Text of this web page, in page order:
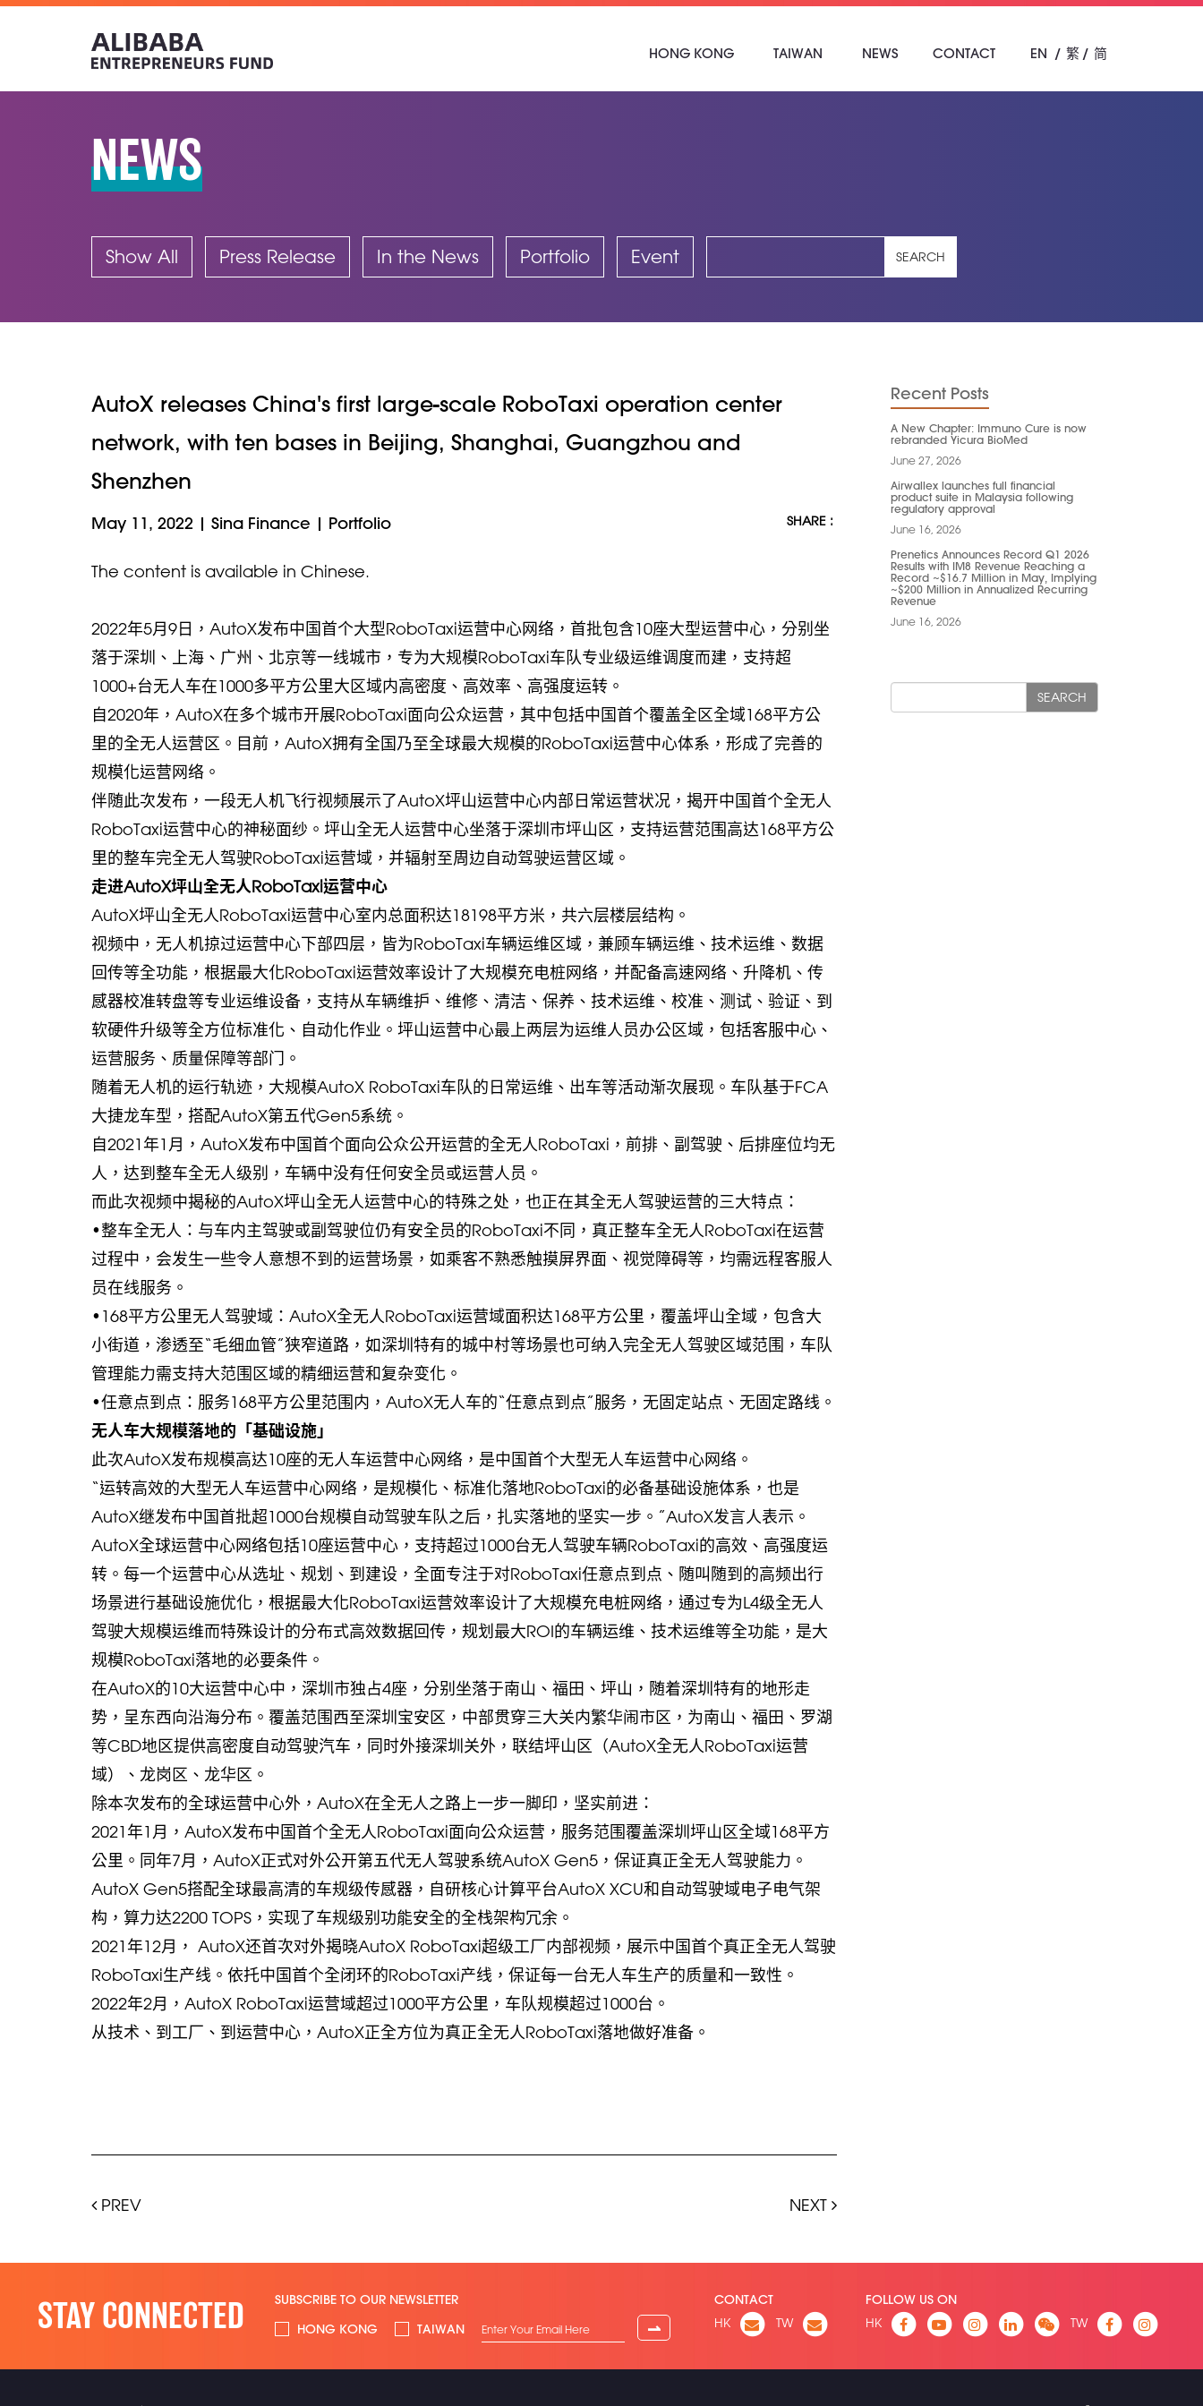
HONG KONG TAIWAN NEWS CONTACT EN 繁 简
NEWS
Show All Press Release In the News Portfolio Event SEARCH
AutoX releases China's first large-scale RoboTaxi operation center
network, with ten bases in Beijing, Shanghai, Guangzhou and
Shenzhen
May 11, 2022 | Sina Finance | Portfolio SHARE :
The content is available in Chinese.
2022年5月9日，AutoX发布中国首个大型RoboTaxi运营中心网络，首批包含10座大型运营中心，分别坐
落于深圳、上海、广州、北京等一线城市，专为大规模RoboTaxi车队专业级运维调度而建，支持超
1000+台无人车在1000多平方公里大区域内高密度、高效率、高强度运转。
自2020年，AutoX在多个城市开展RoboTaxi面向公众运营，其中包括中国首个覆盖全区全域168平方公
里的全无人运营区。目前，AutoX拥有全国乃至全球最大规模的RoboTaxi运营中心体系，形成了完善的
规模化运营网络。
伴随此次发布，一段无人机飞行视频展示了AutoX坪山运营中心内部日常运营状况，揭开中国首个全无人
RoboTaxi运营中心的神秘面纱。坪山全无人运营中心坐落于深圳市坪山区，支持运营范围高达168平方公
里的整车完全无人驾驶RoboTaxi运营域，并辐射至周边自动驾驶运营区域。
走进AutoX坪山全无人RoboTaxi运营中心
AutoX坪山全无人RoboTaxi运营中心室内总面积达18198平方米，共六层楼层结构。
视频中，无人机掠过运营中心下部四层，皆为RoboTaxi车辆运维区域，兼顾车辆运维、技术运维、数据
回传等全功能，根据最大化RoboTaxi运营效率设计了大规模充电桩网络，并配备高速网络、升降机、传
感器校准转盘等专业运维设备，支持从车辆维护、维修、清洁、保养、技术运维、校准、测试、验证、到
软硬件升级等全方位标准化、自动化作业。坪山运营中心最上两层为运维人员办公区域，包括客服中心、
运营服务、质量保障等部门。
随着无人机的运行轨迹，大规模AutoX RoboTaxi车队的日常运维、出车等活动渐次展现。车队基于FCA
大捷龙车型，搭配AutoX第五代Gen5系统。
自2021年1月，AutoX发布中国首个面向公众公开运营的全无人RoboTaxi，前排、副驾驶、后排座位均无
人，达到整车全无人级别，车辆中没有任何安全员或运营人员。
而此次视频中揭秘的AutoX坪山全无人运营中心的特殊之处，也正在其全无人驾驶运营的三大特点：
•整车全无人：与车内主驾驶或副驾驶位仍有安全员的RoboTaxi不同，真正整车全无人RoboTaxi在运营
过程中，会发生一些令人意想不到的运营场景，如乘客不熟悉触摸屏界面、视觉障碍等，均需远程客服人
员在线服务。
•168平方公里无人驾驶域：AutoX全无人RoboTaxi运营域面积达168平方公里，覆盖坪山全域，包含大
小街道，渗透至“毛细血管”狭窄道路，如深圳特有的城中村等场景也可纳入完全无人驾驶区域范围，车队
管理能力需支持大范围区域的精细运营和复杂变化。
•任意点到点：服务168平方公里范围内，AutoX无人车的“任意点到点”服务，无固定站点、无固定路线。
无人车大规模落地的「基础设施」
此次AutoX发布规模高达10座的无人车运营中心网络，是中国首个大型无人车运营中心网络。
“运转高效的大型无人车运营中心网络，是规模化、标准化落地RoboTaxi的必备基础设施体系，也是
AutoX继发布中国首批超1000台规模自动驾驶车队之后，扎实落地的坚实一步。”AutoX发言人表示。
AutoX全球运营中心网络包括10座运营中心，支持超过1000台无人驾驶车辆RoboTaxi的高效、高强度运
转。每一个运营中心从选址、规划、到建设，全面专注于对RoboTaxi任意点到点、随叫随到的高频出行
场景进行基础设施优化，根据最大化RoboTaxi运营效率设计了大规模充电桩网络，通过专为L4级全无人
驾驶大规模运维而特殊设计的分布式高效数据回传，规划最大ROI的车辆运维、技术运维等全功能，是大
规模RoboTaxi落地的必要条件。
在AutoX的10大运营中心中，深圳市独占4座，分别坐落于南山、福田、坪山，随着深圳特有的地形走
势，呈东西向沿海分布。覆盖范围西至深圳宝安区，中部贯穿三大关内繁华闹市区，为南山、福田、罗湖
等CBD地区提供高密度自动驾驶汽车，同时外接深圳关外，联结坪山区（AutoX全无人RoboTaxi运营
域）、龙岗区、龙华区。
除本次发布的全球运营中心外，AutoX在全无人之路上一步一脚印，坚实前进：
2021年1月，AutoX发布中国首个全无人RoboTaxi面向公众运营，服务范围覆盖深圳坪山区全域168平方
公里。同年7月，AutoX正式对外公开第五代无人驾驶系统AutoX Gen5，保证真正全无人驾驶能力。
AutoX Gen5搭配全球最高清的车规级传感器，自研核心计算平台AutoX XCU和自动驾驶域电子电气架
构，算力达2200 TOPS，实现了车规级别功能安全的全栈架构冗余。
2021年12月， AutoX还首次对外揭晓AutoX RoboTaxi超级工厂内部视频，展示中国首个真正全无人驾驶
RoboTaxi生产线。依托中国首个全闭环的RoboTaxi产线，保证每一台无人车生产的质量和一致性。
2022年2月，AutoX RoboTaxi运营域超过1000平方公里，车队规模超过1000台。
从技术、到工厂、到运营中心，AutoX正全方位为真正全无人RoboTaxi落地做好准备。
PREV NEXT
Recent Posts
A New Chapter: Immuno Cure is now
rebranded Yicura BioMed
June 27, 2026
Airwallex launches full financial
product suite in Malaysia following
regulatory approval
June 16, 2026
Prenetics Announces Record Q1 2026
Results with IM8 Revenue Reaching a
Record ~$16.7 Million in May, Implying
~$200 Million in Annualized Recurring
Revenue
June 16, 2026
SEARCH
STAY CONNECTED
SUBSCRIBE TO OUR NEWSLETTER
HONG KONG
TAIWAN ⇀
CONTACT
HK
TW
FOLLOW US ON
HK
TW